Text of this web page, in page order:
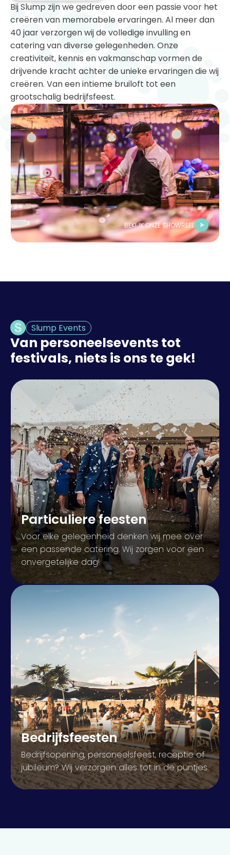
Bij Slump zijn we gedreven door een passie voor het
creëren van memorabele ervaringen. Al meer dan
40 jaar verzorgen wij de volledige invulling en
catering van diverse gelegenheden. Onze
creativiteit, kennis en vakmanschap vormen de
drijvende kracht achter de unieke ervaringen die wij
creëren. Van een intieme bruiloft tot een
grootschalig bedrijfsfeest.
BEKIJK ONZE SHOWREEL
Slump Events
Van personeelsevents tot
festivals, niets is ons te gek!
Particuliere feesten
Voor elke gelegenheid denken wij mee over
een passende catering. Wij zorgen voor een
onvergetelijke dag!
Bedrijfsfeesten
Bedrijfsopening, personeelsfeest, receptie of
jubileum? Wij verzorgen alles tot in de puntjes.